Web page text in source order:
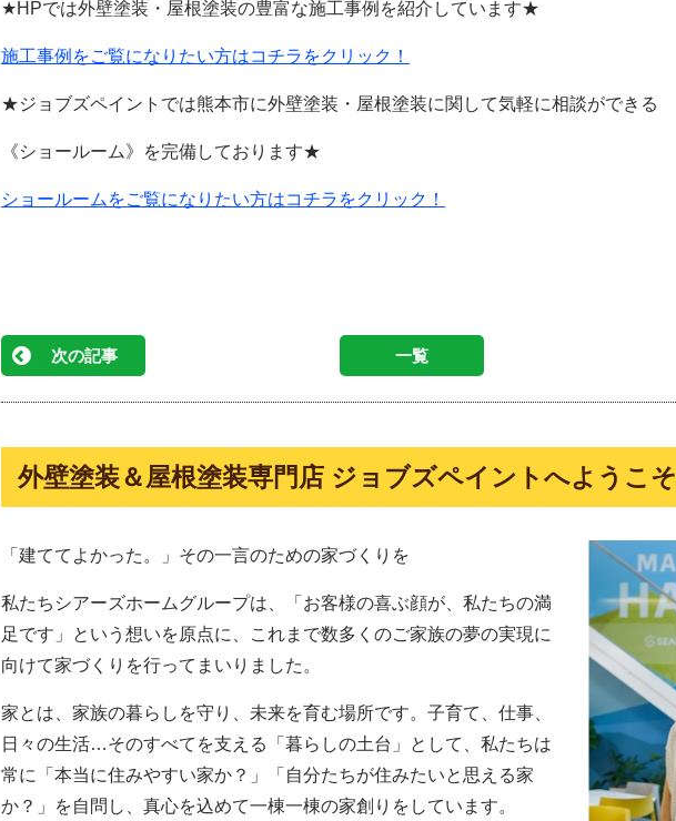
★HPでは外壁塗装・屋根塗装の豊富な施工事例を紹介しています★
施工事例をご覧になりたい方はコチラをクリック！
★ジョブズペイントでは熊本市に外壁塗装・屋根塗装に関して気軽に相談ができる
《ショールーム》を完備しております★
ショールームをご覧になりたい方はコチラをクリック！
次の記事 一覧
外壁塗装＆屋根塗装専門店 ジョブズペイントへようこそ
「建ててよかった。」その一言のための家づくりを
私たちシアーズホームグループは、「お客様の喜ぶ顔が、私たちの満
足です」という想いを原点に、これまで数多くのご家族の夢の実現に
向けて家づくりを行ってまいりました。
家とは、家族の暮らしを守り、未来を育む場所です。子育て、仕事、
日々の生活…そのすべてを支える「暮らしの土台」として、私たちは
常に「本当に住みやすい家か？」「自分たちが住みたいと思える家
か？」を自問し、真心を込めて一棟一棟の家創りをしています。